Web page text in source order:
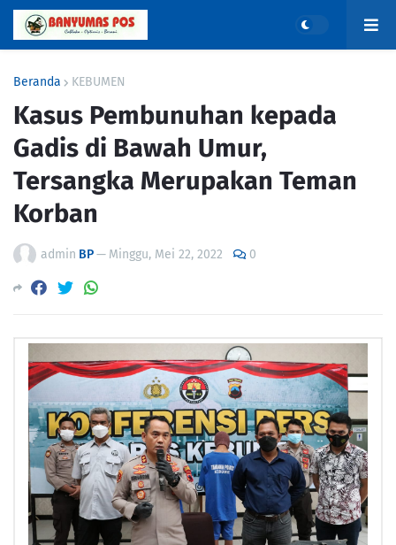
Beranda KEBUMEN
Kasus Pembunuhan kepada
Gadis di Bawah Umur,
Tersangka Merupakan Teman
Korban
admin BP— Minggu, Mei 22, 2022 0